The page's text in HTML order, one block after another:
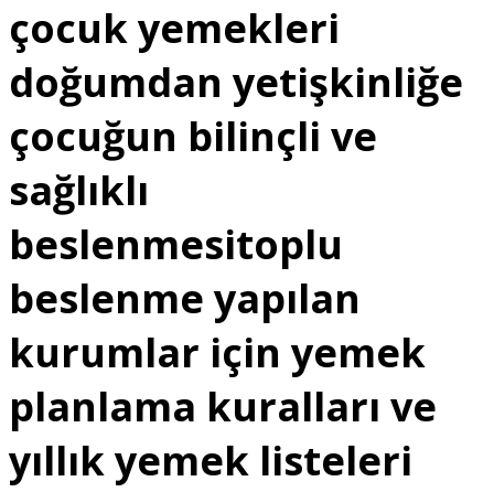
çocuk yemekleri
doğumdan yetişkinliğe
çocuğun bilinçli ve
sağlıklı
beslenmesitoplu
beslenme yapılan
kurumlar için yemek
planlama kuralları ve
yıllık yemek listeleri